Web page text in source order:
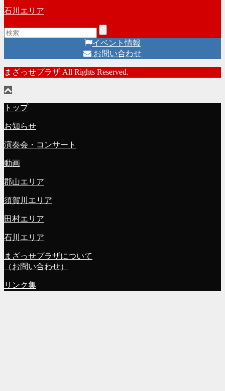
石川エリア
イベント情報
お問い合わせ
まざっせプラザ All Rights Reserved.
トップ
お知らせ
演奏会・コンサート
動画
郡山エリア
須賀川エリア
田村エリア
石川エリア
まざっせプラザについて
（お問い合わせ）
リンク集